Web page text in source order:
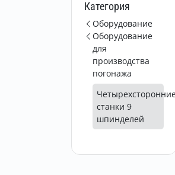
Категория
Оборудование
Оборудование
для
производства
погонажа
станки 9
шпинделей